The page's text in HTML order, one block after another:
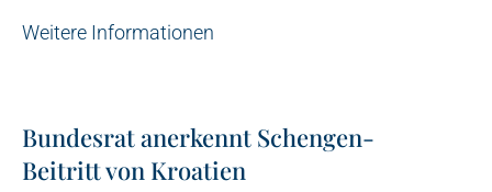
Weitere Informationen
Bundesrat anerkennt Schengen-
Beitritt von Kroatien